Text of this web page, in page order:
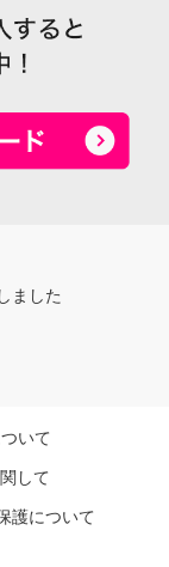
ました
いて
して
護について